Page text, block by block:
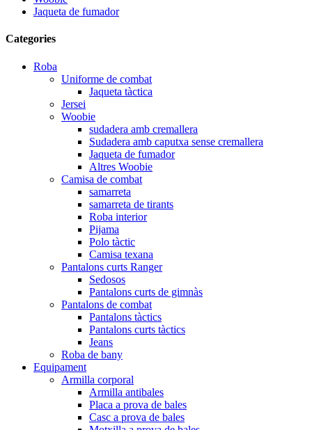
Jaqueta de fumador
Categories
Roba
Uniforme de combat
Jaqueta tàctica
Jersei
Woobie
sudadera amb cremallera
Sudadera amb caputxa sense cremallera
Jaqueta de fumador
Altres Woobie
Camisa de combat
samarreta
samarreta de tirants
Roba interior
Pijama
Polo tàctic
Camisa texana
Pantalons curts Ranger
Sedosos
Pantalons curts de gimnàs
Pantalons de combat
Pantalons tàctics
Pantalons curts tàctics
Jeans
Roba de bany
Equipament
Armilla corporal
Armilla antibales
Placa a prova de bales
Casc a prova de bales